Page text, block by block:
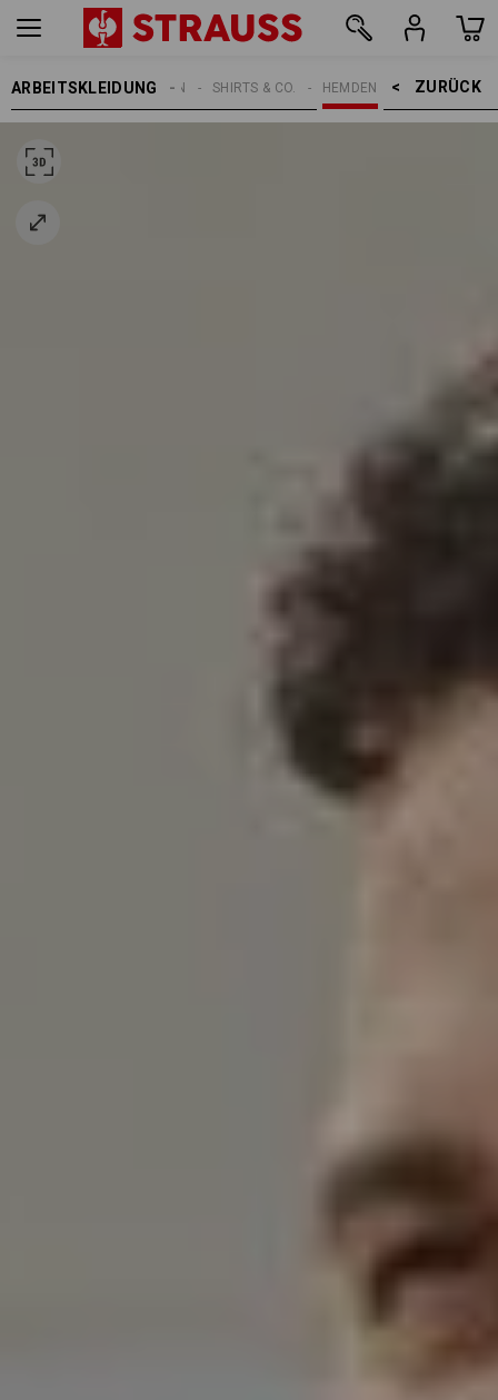
ARBEITSKLEIDUNG ZURÜCK    >
HEMDEN
SHIRTS & CO.
HERREN